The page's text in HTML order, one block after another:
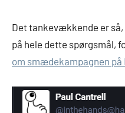
Det tankevækkende er
på hele dette spørgsmål,
om smædekampagnen på